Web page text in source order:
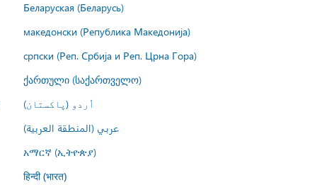
Беларуская (Беларусь)
македонски (Република Македонија)
српски (Реп. Србија и Реп. Црна Гора)
ქართული (საქართველო)
اُردو (پاکستان)
عربي (المنطقة العربية)
አማርኛ (ኢትዮጵያ)
हिन्दी (भारत)